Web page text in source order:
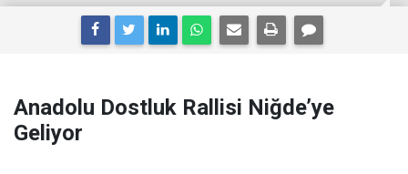
Anadolu Dostluk Rallisi Niğde’ye
Geliyor